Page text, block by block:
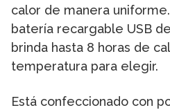
calor de manera
batería recargable USB
brinda hasta 8 horas de
temperatura para elegir.
Está confeccionado con